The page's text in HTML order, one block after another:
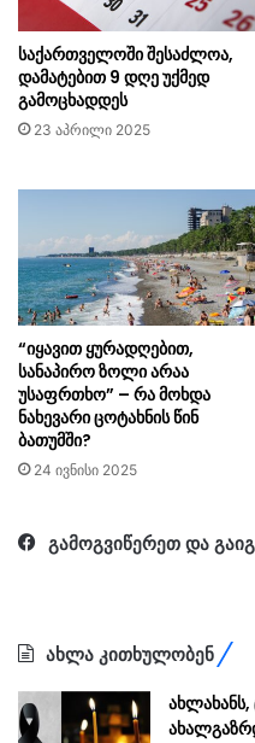
საქართველოში შესაძლოა,
დამატებით 9 დღე უქმედ
გამოცხადდეს
23 აპრილი 2025
“იყავით ყურადღებით,
სანაპირო ზოლი არაა
უსაფრთხო” – რა მოხდა
ნახევარი ცოტახნის წინ
ბათუმში?
24 ივნისი 2025
გამოგვიწერეთ და
ახლა კითხულობენ